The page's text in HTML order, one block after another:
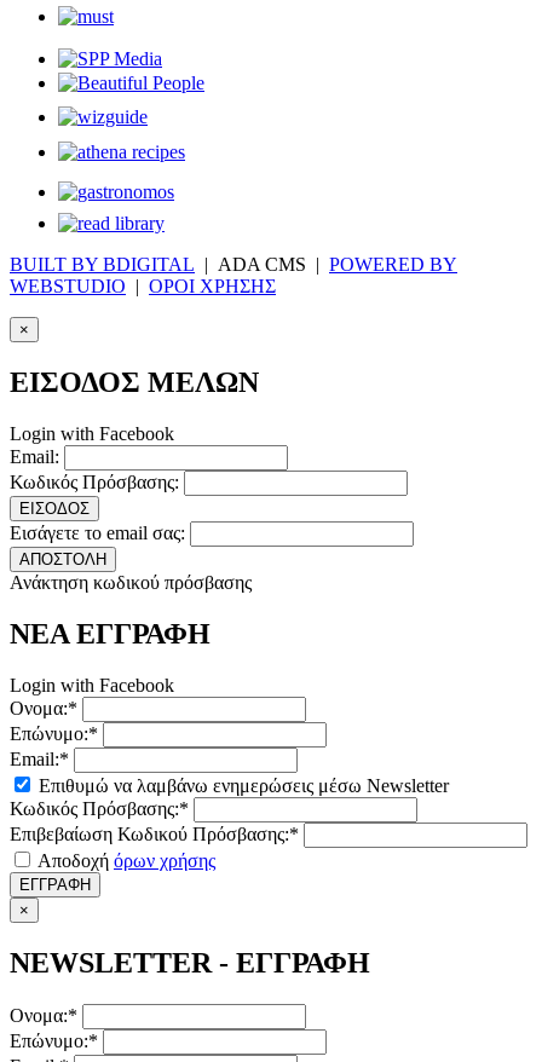
BUILT BY BDIGITAL | ADA CMS | POWERED BY
WEBSTUDIO | ΟΡΟΙ ΧΡΗΣΗΣ
×
ΕΙΣΟΔΟΣ ΜΕΛΩΝ
Login with Facebook
Email:
Κωδικός Πρόσβασης:
ΕΙΣΟΔΟΣ
Εισάγετε το email σας:
ΑΠΟΣΤΟΛΗ
Ανάκτηση κωδικού πρόσβασης
ΝΕΑ ΕΓΓΡΑΦΗ
Login with Facebook
Ονομα:*
Επώνυμο:*
Email:*
Επιθυμώ να λαμβάνω ενημερώσεις μέσω Newsletter
Κωδικός Πρόσβασης:*
Επιβεβαίωση Κωδικού Πρόσβασης:*
Αποδοχή όρων χρήσης
ΕΓΓΡΑΦΗ
×
NEWSLETTER - ΕΓΓΡΑΦΗ
Ονομα:*
Επώνυμο:*